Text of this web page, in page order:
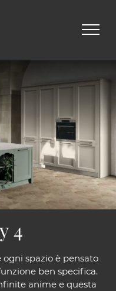
spazio è pensato
ben specifica.
anime e questa
4